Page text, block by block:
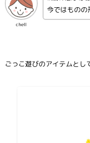
chell
今ではものの
ごっこ遊びのアイテムとし